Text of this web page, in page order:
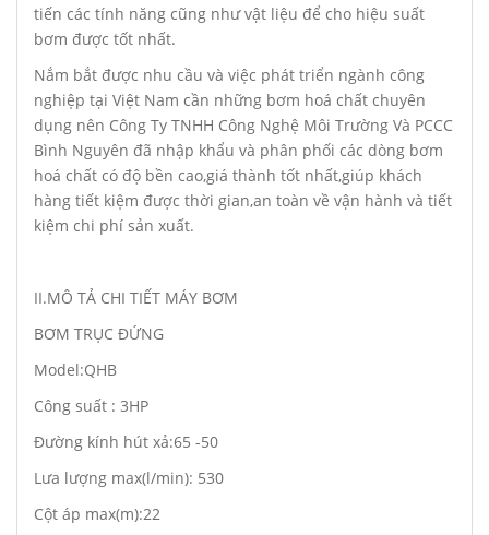
tiến các tính năng cũng như vật liệu để cho hiệu suất
bơm được tốt nhất.
Nắm bắt được nhu cầu và việc phát triển ngành công
nghiệp tại Việt Nam cần những bơm hoá chất chuyên
dụng nên Công Ty TNHH Công Nghệ Môi Trường Và PCCC
Bình Nguyên đã nhập khẩu và phân phối các dòng bơm
hoá chất có độ bền cao,giá thành tốt nhất,giúp khách
hàng tiết kiệm được thời gian,an toàn về vận hành và tiết
kiệm chi phí sản xuất.
II.MÔ TẢ CHI TIẾT MÁY BƠM
BƠM TRỤC ĐỨNG
Model:QHB
Công suất : 3HP
Đường kính hút xả:65 -50
Lưa lượng max(l/min): 530
Cột áp max(m):22